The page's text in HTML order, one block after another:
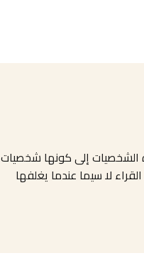
الشخصيات إلى كونها شخصيات
لا سيما عندما يغلفها